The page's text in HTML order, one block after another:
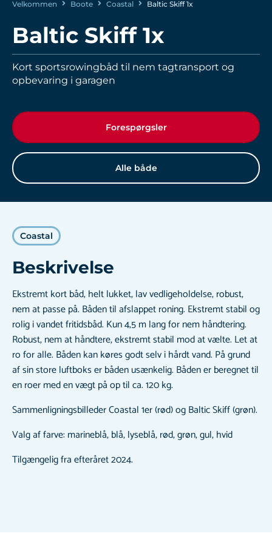
Velkommen Boote Coastal Baltic Skiff 1x
Baltic Skiff 1x
Kort sportsrowingbåd til nem tagtransport og
opbevaring i garagen
Forespørgsler
Alle både
Coastal
Beskrivelse
Ekstremt kort båd, helt lukket, lav vedligeholdelse, robust,
nem at passe på. Båden til afslappet roning. Ekstremt stabil og
rolig i vandet fritidsbåd. Kun 4,5 m lang for nem håndtering.
Robust, nem at håndtere, ekstremt stabil mod at vælte. Let at
ro for alle. Båden kan køres godt selv i hårdt vand. På grund
af sin store luftboks er båden usænkelig. Båden er beregnet til
en roer med en vægt på op til ca. 120 kg.
Sammenligningsbilleder Coastal 1er (rød) og Baltic Skiff (grøn).
Valg af farve: marineblå, blå, lyseblå, rød, grøn, gul, hvid
Tilgængelig fra efteråret 2024.